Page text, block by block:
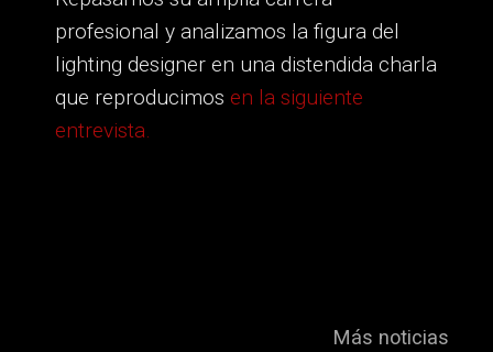
profesional y analizamos la figura del
lighting designer en una distendida charla
que reproducimos en la siguiente
entrevista.
Más noticias